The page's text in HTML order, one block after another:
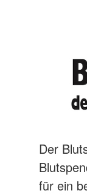
Der
für ein